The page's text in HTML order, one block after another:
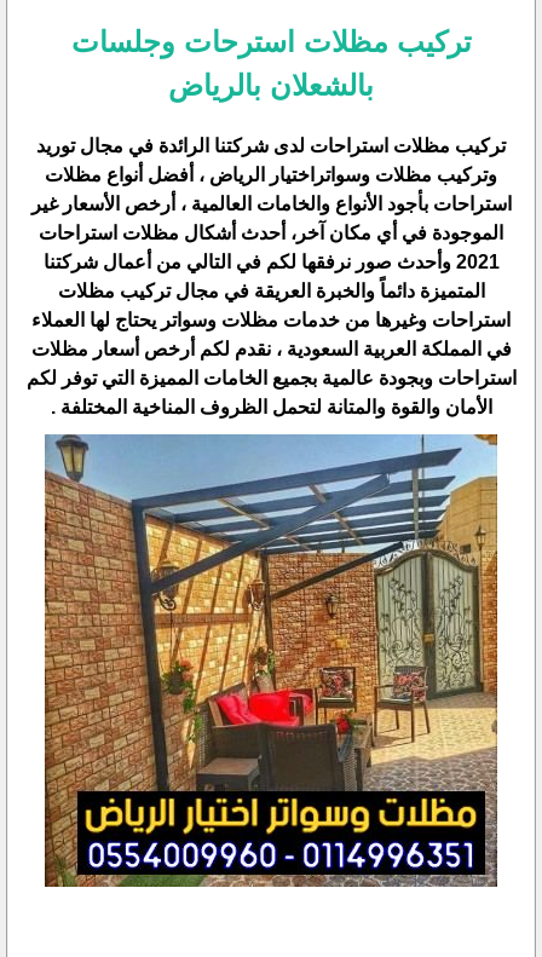
تركيب مظلات استرحات وجلسات
بالشعلان بالرياض
تركيب مظلات استراحات لدى شركتنا الرائدة في مجال توريد
وتركيب مظلات وسواتراختيار الرياض ، أفضل أنواع مظلات
استراحات بأجود الأنواع والخامات العالمية ، أرخص الأسعار غير
الموجودة في أي مكان آخر، أحدث أشكال مظلات استراحات
2021 وأحدث صور نرفقها لكم في التالي من أعمال شركتنا
المتميزة دائماً والخبرة العريقة في مجال تركيب مظلات
استراحات وغيرها من خدمات مظلات وسواتر يحتاج لها العملاء
في المملكة العربية السعودية ، نقدم لكم أرخص أسعار مظلات
استراحات وبجودة عالمية بجميع الخامات المميزة التي توفر لكم
الأمان والقوة والمتانة لتحمل الظروف المناخية المختلفة .